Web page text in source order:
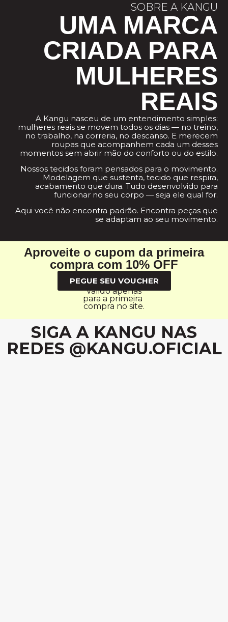
SOBRE A KANGU
UMA MARCA
CRIADA PARA
MULHERES
REAIS
A Kangu nasceu de um entendimento simples:
mulheres reais se movem todos os dias — no treino,
no trabalho, na correria, no descanso. E merecem
roupas que acompanhem cada um desses
momentos sem abrir mão do conforto ou do estilo.
Nossos tecidos foram pensados para o movimento.
Modelagem que sustenta, tecido que respira,
acabamento que dura. Tudo desenvolvido para
funcionar no seu corpo — seja ele qual for.
Aqui você não encontra padrão. Encontra peças que
se adaptam ao seu movimento.
Aproveite o cupom da primeira
compra com 10% OFF
PEGUE SEU VOUCHER
Válido apenas
para a primeira
compra no site.
SIGA A KANGU NAS
REDES @KANGU.OFICIAL